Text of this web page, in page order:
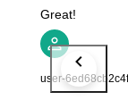
Great!
user-